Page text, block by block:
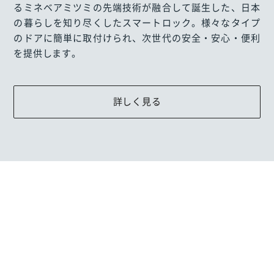
るミネベアミツミの先端技術が融合して誕生した、日本
の暮らしを知り尽くしたスマートロック。様々なタイプ
のドアに簡単に取付けられ、次世代の安全・安心・便利
を提供します。
詳しく見る